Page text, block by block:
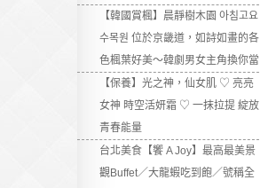
【韓國賞楓】晨靜樹木園 아침고요
수목원 位於京畿道，如詩如畫的各
色楓葉好美～韓劇男女主角換你當
【保養】光之神，仙女肌 ♡ 亮亮
女神 時空活妍霜 ♡ 一抹拉提 綻放
青春能量
台北美食【饗 A Joy】最高最美景
觀Buffet／大龍蝦吃到飽／號稱全